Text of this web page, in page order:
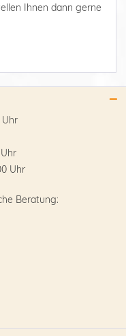
Ihnen dann gerne
Uhr
Uhr
Beratung: